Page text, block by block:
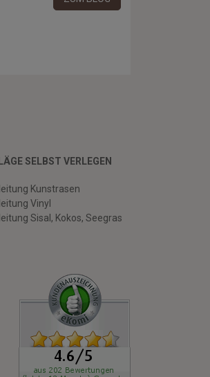
SELBST VERLEGEN
Kunstrasen
Vinyl
Sisal, Kokos, Seegras